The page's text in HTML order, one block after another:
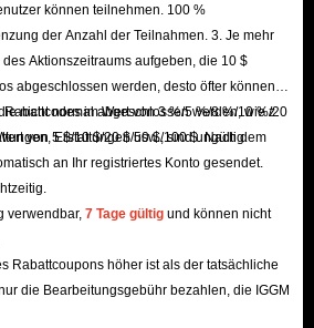
Guides | Nutzen,
die Hauptwährung für den Kauf wichtiger
Ressourcen. Es wird durch Quests,
von Monstern verdient. Da der Wert der
für Ihren Erfolg in dieser Sandbox-Welt
können teilnehmen. 100 %
der Anzahl der Teilnahmen. 3. Je mehr
Aktionszeitraums aufgeben, die 10 $
abgeschlossen werden, desto öfter können
nicht normal abgeschlossen werden, wie z.
Erstattungen usw., sind ungültig.
im Wert von 3 %/5 %/8 %/10 %/20
von 5 $/10 $/20 $/50 $/100 $. Nach dem
an Ihr registriertes Konto gesendet.
verwendbar, 7 Tage gültig und können nicht
Rabattcoupons höher ist als der tatsächliche
die Bearbeitungsgebühr bezahlen, die IGGM